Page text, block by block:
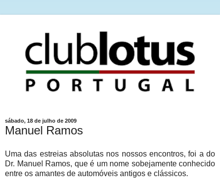
sábado, 18 de julho de 2009
Manuel Ramos
Uma das estreias absolutas nos nossos encontros, foi a do
Dr. Manuel Ramos, que é um nome sobejamente conhecido
entre os amantes de automóveis antigos e clássicos.